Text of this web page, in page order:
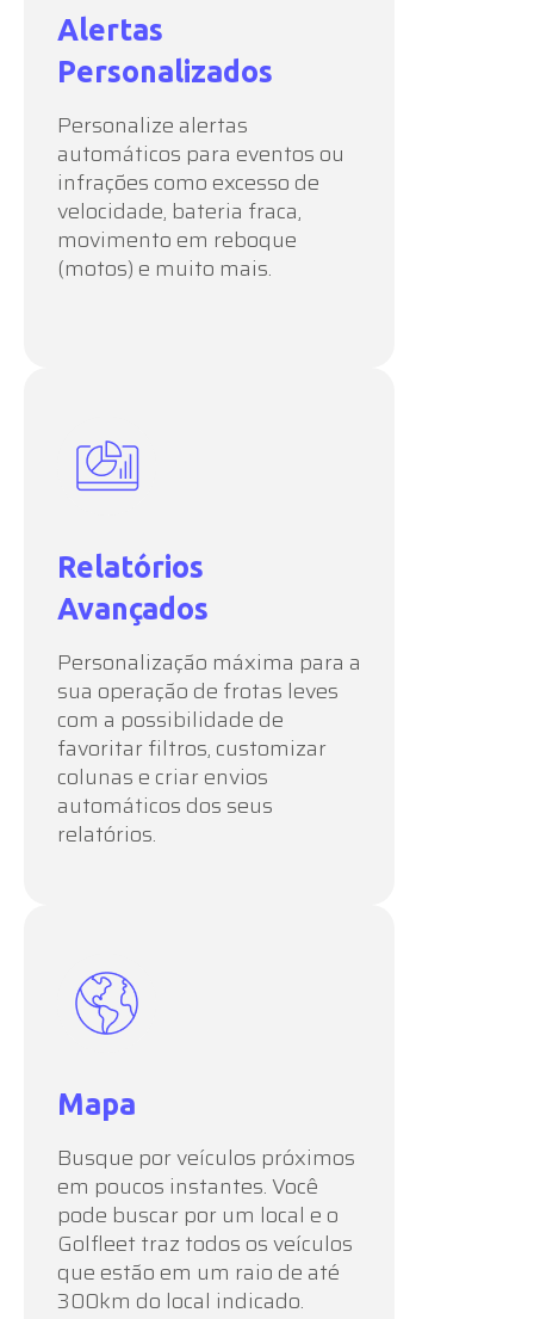
Alertas
Personalizados
Personalize alertas
automáticos para eventos ou
infrações como excesso de
velocidade, bateria fraca,
movimento em reboque
(motos) e muito mais.
Relatórios
Avançados
Personalização máxima para a
sua operação de frotas leves
com a possibilidade de
favoritar filtros, customizar
colunas e criar envios
automáticos dos seus
relatórios.
Mapa
Busque por veículos próximos
em poucos instantes. Você
pode buscar por um local e o
Golfleet traz todos os veículos
que estão em um raio de até
300km do local indicado.